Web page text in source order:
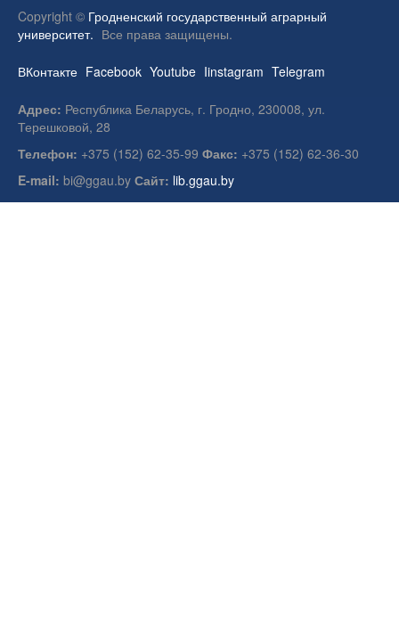
Copyright © Гродненский государственный аграрный
университет. Все права защищены.
ВКонтакте Facebook Youtube Iinstagram Telegram
Адрес: Республика Беларусь, г. Гродно, 230008, ул.
Терешковой, 28
Телефон: +375 (152) 62-35-99 Факс: +375 (152) 62-36-30
E-mail: bi@ggau.by Сайт: lib.ggau.by